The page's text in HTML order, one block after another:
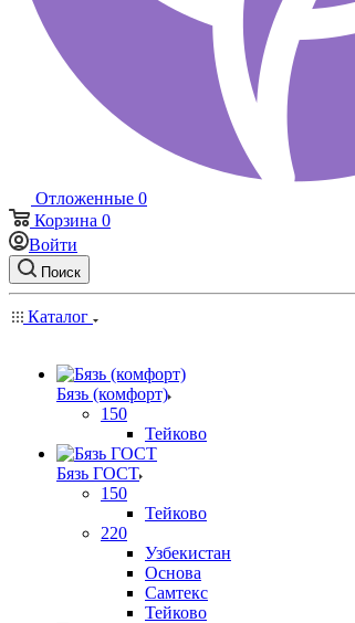
Отложенные 0
Корзина 0
Войти
Поиск
Каталог
Бязь (комфорт)
150
Тейково
Бязь ГОСТ
150
Тейково
220
Узбекистан
Основа
Самтекс
Тейково